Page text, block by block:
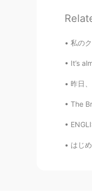
私のク
It’s
昨日、家族
The
はじめま